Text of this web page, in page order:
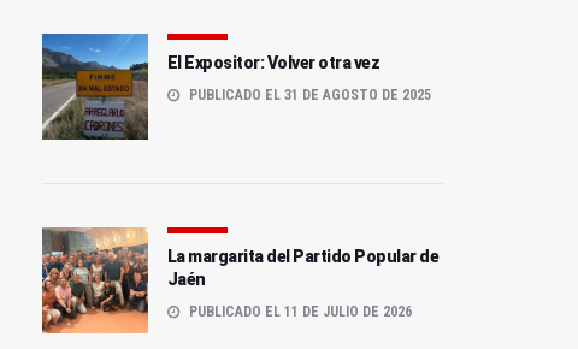
El Expositor: Volver otra vez
PUBLICADO EL 31 DE AGOSTO DE 2025
La margarita del Partido Popular de
Jaén
PUBLICADO EL 11 DE JULIO DE 2026